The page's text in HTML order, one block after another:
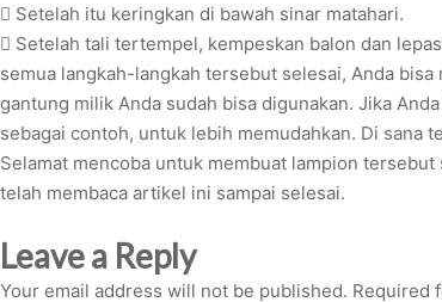
 Setelah itu keringkan di bawah sinar matahari.
 Setelah tali tertempel, kempeskan balon dan
semua langkah-langkah tersebut selesai, Anda
gantung milik Anda sudah bisa digunakan. Jika
sebagai contoh, untuk lebih memudahkan. Di sana
Selamat mencoba untuk membuat lampion
telah membaca artikel ini sampai selesai.
Leave a Reply
Your email address will not be published. Required